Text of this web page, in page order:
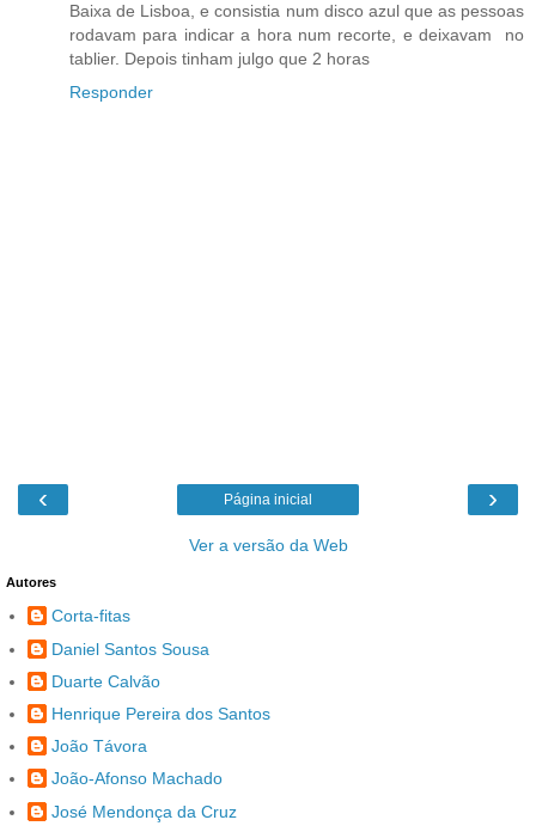
Baixa de Lisboa, e consistia num disco azul que as pessoas
rodavam para indicar a hora num recorte, e deixavam no
tablier. Depois tinham julgo que 2 horas
Responder
‹ ›
Página inicial
Ver a versão da Web
Autores
Corta-fitas
Daniel Santos Sousa
Duarte Calvão
Henrique Pereira dos Santos
João Távora
João-Afonso Machado
José Mendonça da Cruz